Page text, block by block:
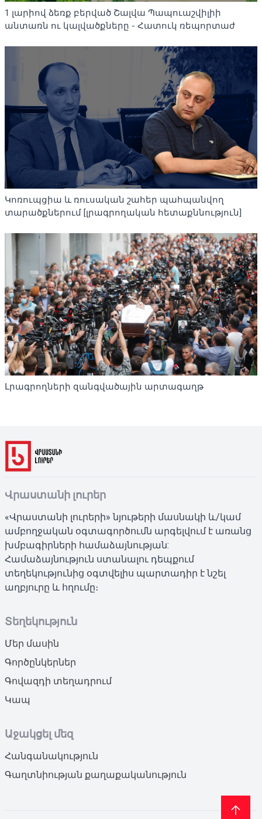
1 լարիով ձեռք բերված Շալվա Պապուաշվիլիի
անտառն ու կալվածքները - Հատուկ ռեպորտաժ
Կոռուպցիա և ռուսական շահեր պահպանվող
տարածքներում [լրագրողական հետաքննություն]
Լրագրողների զանգվածային արտագաղթ
Վրաստանի լուրեր
«Վրաստանի լուրերի» նյութերի մասնակի և/կամ
ամբողջական օգտագործումն արգելվում է առանց
խմբագիրների համաձայնության:
Համաձայնություն ստանալու դեպքում
տեղեկությունից օգտվելիս պարտադիր է նշել
աղբյուրը և հղումը։
Տեղեկություն
Մեր մասին
Գործընկերներ
Գովազդի տեղադրում
Կապ
Աջակցել մեզ
Հանգանակություն
Գաղտնիության քաղաքականություն